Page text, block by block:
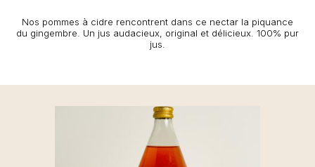
Nos pommes à cidre rencontrent dans ce nectar la piquance
du gingembre. Un jus audacieux, original et délicieux. 100% pur
jus.